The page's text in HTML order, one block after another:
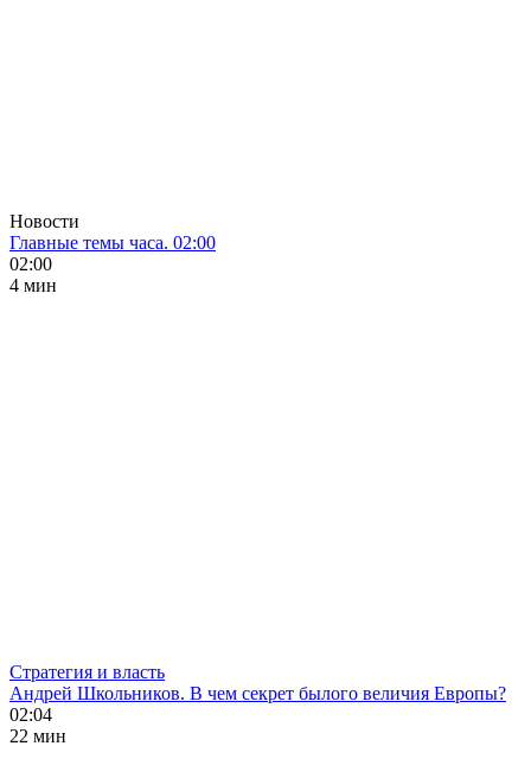
Новости
Главные темы часа. 02:00
02:00
4 мин
Стратегия и власть
Андрей Школьников. В чем секрет былого величия Европы?
02:04
22 мин